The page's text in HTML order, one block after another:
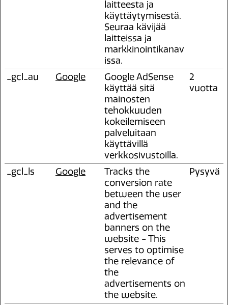
laitteesta ja
käyttäytymisestä.
Seuraa kävijää
laitteissa ja
markkinointikanav
issa.
_gcl_au Google
Google AdSense
käyttää sitä
mainosten
tehokkuuden
kokeilemiseen
palveluitaan
käyttävillä
verkkosivustoilla.
2
vuotta
_gcl_ls Google
Tracks the
conversion rate
between the user
and the
advertisement
banners on the
website - This
serves to optimise
the relevance of
the
advertisements on
the website.
Pysyvä